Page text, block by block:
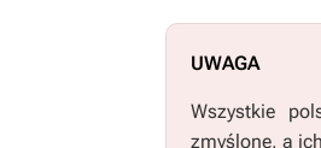
UWAGA
Wszystkie
zmyślone, a